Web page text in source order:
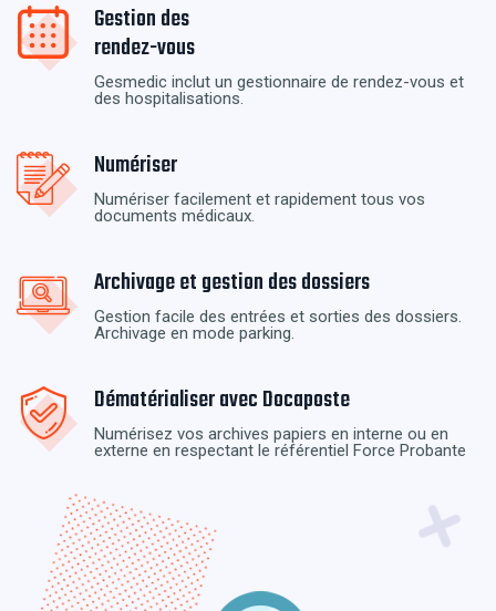
Gestion des
rendez-vous
Gesmedic inclut un gestionnaire de rendez-vous et
des hospitalisations.
Numériser
Numériser facilement et rapidement tous vos
documents médicaux.
Archivage et gestion des dossiers
Gestion facile des entrées et sorties des dossiers.
Archivage en mode parking.
Dématérialiser avec Docaposte
Numérisez vos archives papiers en interne ou en
externe en respectant le référentiel Force Probante